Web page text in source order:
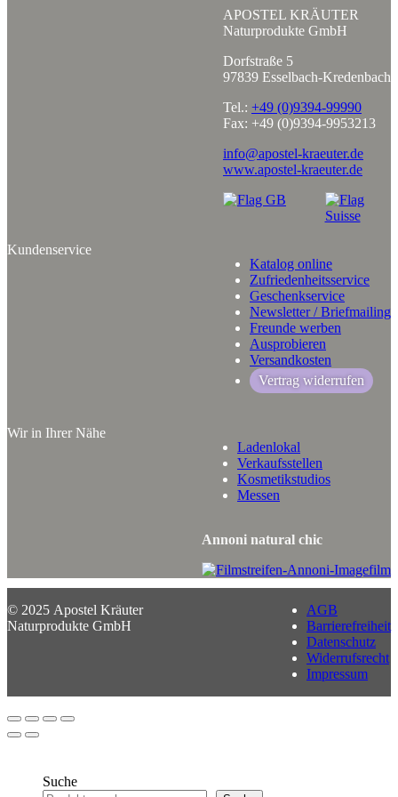
APOSTEL KRÄUTER
Naturprodukte GmbH
Dorfstraße 5
97839 Esselbach-Kredenbach
Tel.: +49 (0)9394-99990
Fax: +49 (0)9394-9953213
info@apostel-kraeuter.de
www.apostel-kraeuter.de
Kundenservice
Katalog online
Zufriedenheitsservice
Geschenkservice
Newsletter / Briefmailing
Freunde werben
Ausprobieren
Versandkosten
Vertrag widerrufen
Wir in Ihrer Nähe
Ladenlokal
Verkaufsstellen
Kosmetikstudios
Messen
Annoni natural chic
© 2025 Apostel Kräuter
Naturprodukte GmbH
AGB
Barrierefreiheit
Datenschutz
Widerrufsrecht
Impressum
Suche